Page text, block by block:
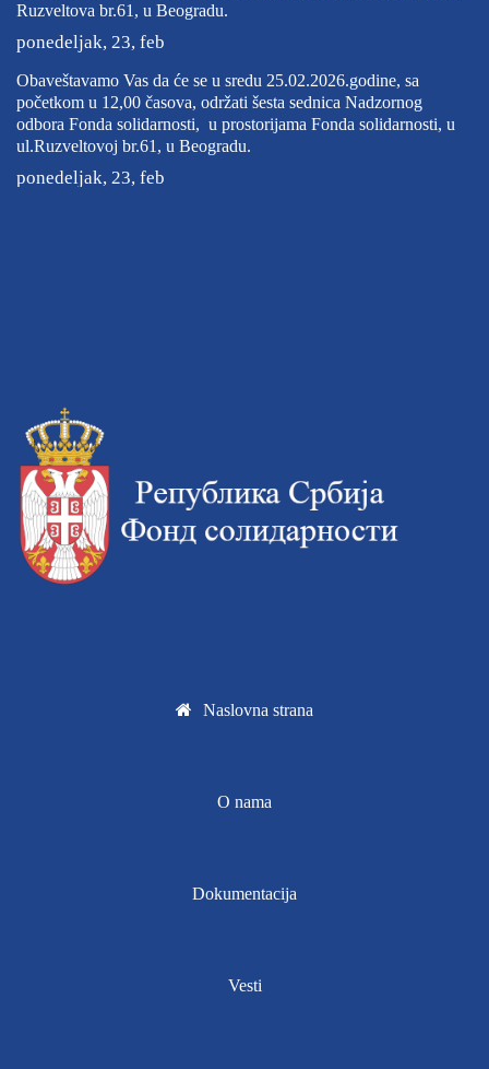
Ruzveltova br.61, u Beogradu.
ponedeljak, 23, feb
Obaveštavamo Vas da će se u sredu 25.02.2026.godine, sa
početkom u 12,00 časova, održati šesta sednica Nadzornog
odbora Fonda solidarnosti, u prostorijama Fonda solidarnosti, u
ul.Ruzveltovoj br.61, u Beogradu.
ponedeljak, 23, feb
Naslovna strana
O nama
Dokumentacija
Vesti